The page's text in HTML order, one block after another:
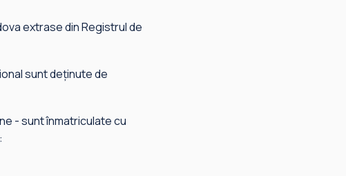
extrase din Registrul de
sunt deținute de
- sunt înmatriculate cu